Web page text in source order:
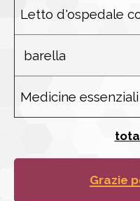
Letto d'ospedale
barella
Medicine
Grazie